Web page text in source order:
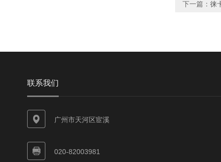
下一篇： 徕
联系我们
广州市天河区宦溪
020-82003981